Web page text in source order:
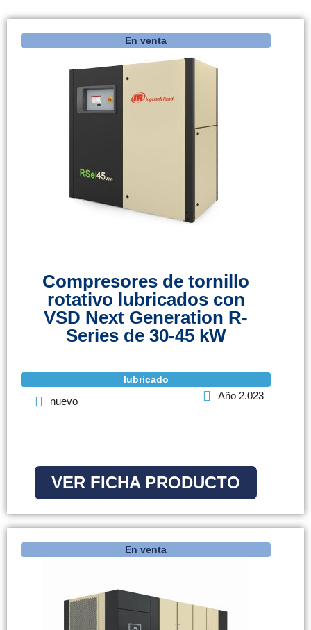
En venta
Compresores de tornillo
rotativo lubricados con
VSD Next Generation R-
Series de 30-45 kW
lubricado
nuevo Año 2.023
VER FICHA PRODUCTO
En venta